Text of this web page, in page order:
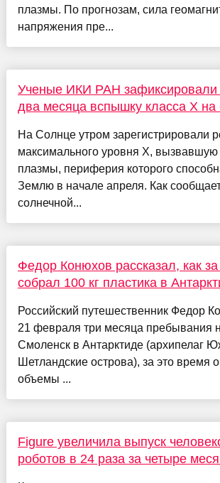
плазмы. По прогнозам, сила
напряжения пре...
Ученые ИКИ РАН зафиксировали
два месяца вспышку класса X
На Солнце утром зарегистрировали
максимального уровня X,
плазмы, периферия которого
Землю в начале апреля. Как
солнечной...
Федор Конюхов рассказал, как
собрал 100 кг пластика в
Российский путешественник Федор
21 февраля три месяца пребывания
Смоленск в Антарктиде (архипелаг
Шетландские острова), за это время
объемы ...
Figure увеличила выпуск
роботов в 24 раза за четыре